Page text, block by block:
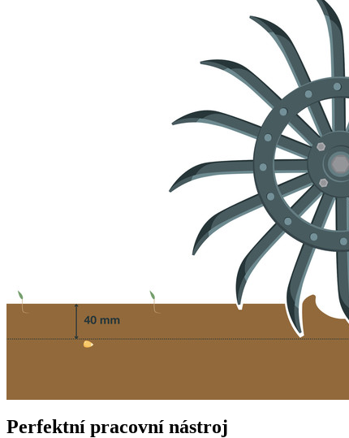
Perfektní pracovní nástroj